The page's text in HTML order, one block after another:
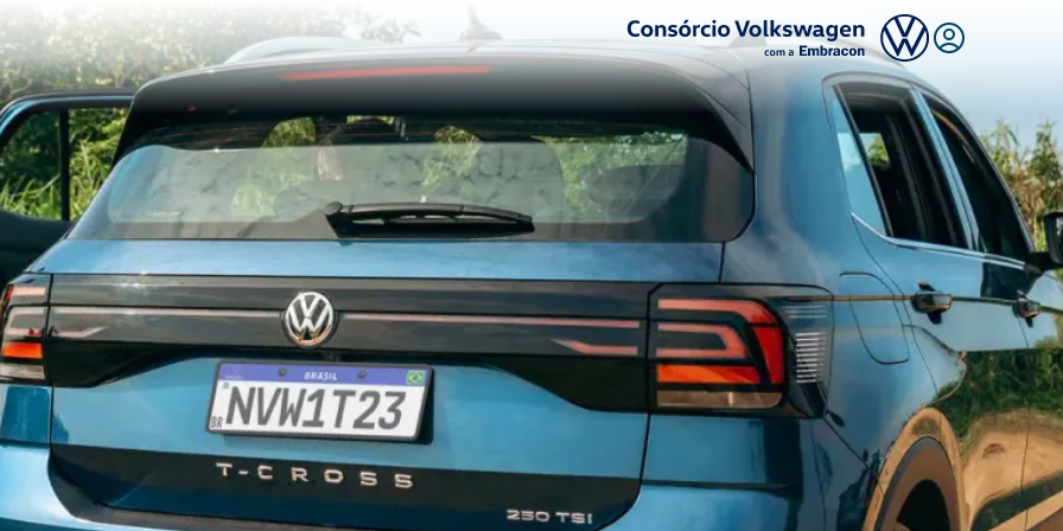
Logo Consórcio Volkswagen com a Embracon